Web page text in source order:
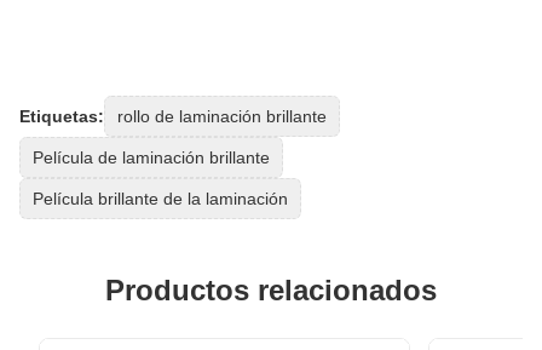
Etiquetas: rollo de laminación brillante
Película de laminación brillante
Película brillante de la laminación
Productos relacionados